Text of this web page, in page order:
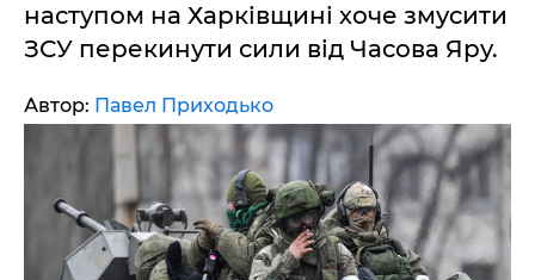
наступом на Харківщині хоче змусити
ЗСУ перекинути сили від Часова Яру.
Автор: Павел Приходько